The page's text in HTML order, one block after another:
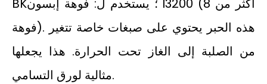
BK؛ يستخدم ل: فوهة إبسون I3200 (أكثر من 8
فوهة). هذه الحبر يحتوي على صبغات خاصة تتغير
من الصلبة إلى الغاز تحت الحرارة. هذا يجعلها
مثالية لورق التسامي.